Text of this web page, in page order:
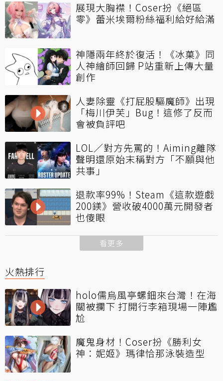
展現大胸襟！Coser扮《絕區
零》蕾米埃爾粉絲福利給好給滿
神隱兩年終於復活！《冰菓》同
人神繪師回歸 P站重新上傳大量
創作
人妻除靈《打屁股驅魔師》出現
「梅川伊芙」Bug！這修了反而
會被負評吧
LOL／對方先罵的！Aiming離隊
聲明還原始末稱對方「不願與他
共事」
退款率99%！Steam《這款遊戲
200鎂》營收破4000萬元開發者
也傻眼
看更多
火熱排行
holo儒烏風亭螺鈿來台灣！在海
關被攔下 打開行李箱現場一陣尷
尬
魔鬼身材！Coser扮《勝利女
神：妮姬》瑪律恰那泳裝造型